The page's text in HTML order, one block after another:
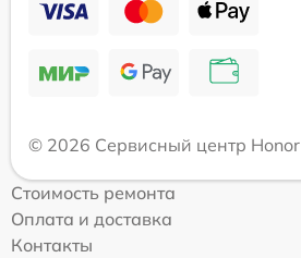
© 2026 Сервисный центр Honor
Стоимость ремонта
Оплата и доставка
Контакты